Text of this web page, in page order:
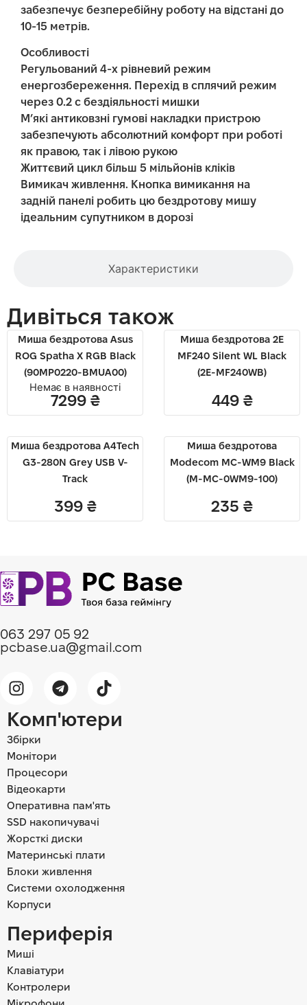
Характеристики
забезпечує безперебійну роботу на відстані до
10-15 метрів.
Особливості
Регульований 4-х рівневий режим
енергозбереження. Перехід в сплячий режим
через 0.2 с бездіяльності мишки
М’які антиковзні гумові накладки пристрою
забезпечують абсолютний комфорт при роботі
як правою, так і лівою рукою
Життєвий цикл більш 5 мільйонів кліків
Вимикач живлення. Кнопка вимикання на
задній панелі робить цю бездротову мишу
ідеальним супутником в дорозі
Дивіться також
Миша бездротова Asus
ROG Spatha X RGB Black
(90MP0220-BMUA00)
Немає в наявності
7299 ₴
Миша бездротова 2E
MF240 Silent WL Black
(2E-MF240WB)
449 ₴
Миша бездротова A4Tech
G3-280N Grey USB V-
Track
399 ₴
Миша бездротова
Modecom MC-WM9 Black
(M-MC-0WM9-100)
235 ₴
063 297 05 92
pcbase.ua@gmail.com
Комп'ютери
Збірки
Монітори
Процесори
Відеокарти
Оперативна пам'ять
SSD накопичувачі
Жорсткі диски
Материнські плати
Блоки живлення
Системи охолодження
Корпуси
Периферія
Миші
Клавіатури
Контролери